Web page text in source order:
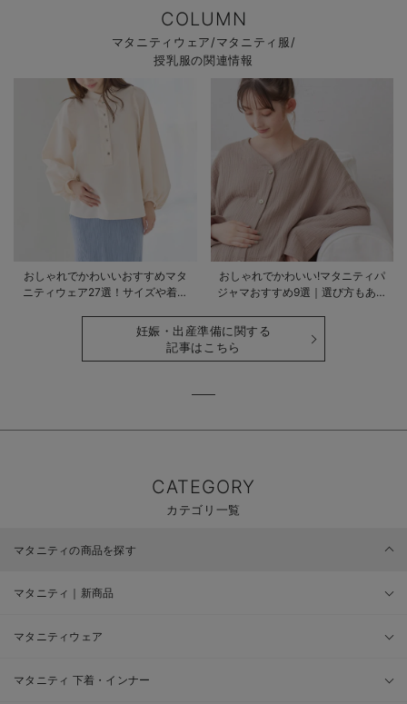
COLUMN
マタニティウェア/マタニティ服/
授乳服の関連情報
おしゃれでかわいいおすすめマタ
ニティウェア27選！サイズや着る
おしゃれでかわいい!マタニティパ
ジャマおすすめ9選｜選び方もあわ
妊娠・出産準備に関する
記事はこちら
CATEGORY
カテゴリ一覧
マタニティの商品を探す
マタニティ｜新商品
マタニティウェア
マタニティ 下着・インナー